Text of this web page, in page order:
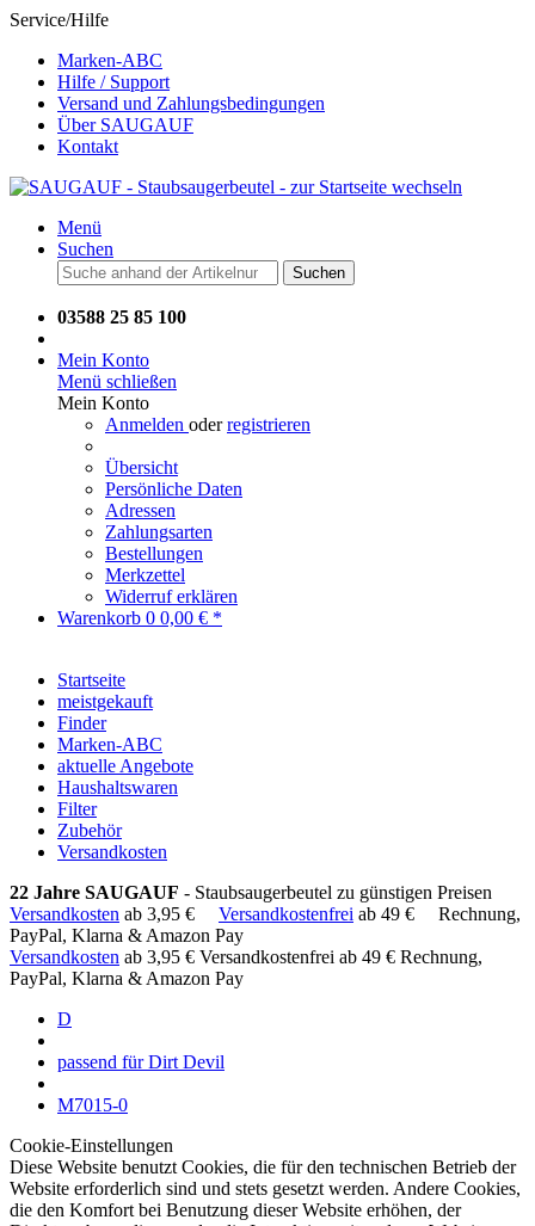
Service/Hilfe
Marken-ABC
Hilfe / Support
Versand und Zahlungsbedingungen
Über SAUGAUF
Kontakt
Menü
Suchen
Suchen
03588 25 85 100
Mein Konto
Menü schließen
Mein Konto
Anmelden oderregistrieren
Übersicht
Persönliche Daten
Adressen
Zahlungsarten
Bestellungen
Merkzettel
Widerruf erklären
Warenkorb 0 0,00 € *
Startseite
meistgekauft
Finder
Marken-ABC
aktuelle Angebote
Haushaltswaren
Filter
Zubehör
Versandkosten
22 Jahre SAUGAUF - Staubsaugerbeutel zu günstigen Preisen
Versandkosten ab 3,95 € Versandkostenfrei ab 49 €
Rechnung,
PayPal, Klarna & Amazon Pay
Versandkosten ab 3,95 € Versandkostenfrei ab 49 € Rechnung,
PayPal, Klarna & Amazon Pay
D
passend für Dirt Devil
M7015-0
Cookie-Einstellungen
Diese Website benutzt Cookies, die für den technischen Betrieb der
Website erforderlich sind und stets gesetzt werden. Andere Cookies,
die den Komfort bei Benutzung dieser Website erhöhen, der